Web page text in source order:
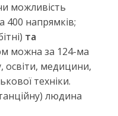
можливість
напрямків;
та
можна за 124-ма
освіти, медицини,
техніки.
людина